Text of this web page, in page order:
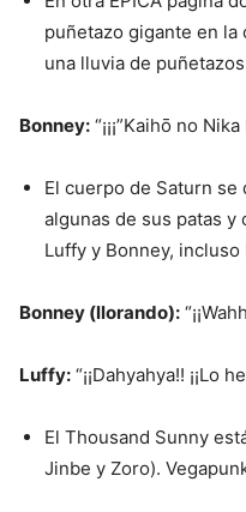
puñetazo gigante en la
una lluvia de
Bonney: “¡¡¡”Kaihō no
El cuerpo de Saturn
algunas de sus patas y
Luffy y Bonney,
Bonney (llorando):
Luffy: “¡¡Dahyahya!! ¡¡Lo
El Thousand Sunny
Jinbe y Zoro).